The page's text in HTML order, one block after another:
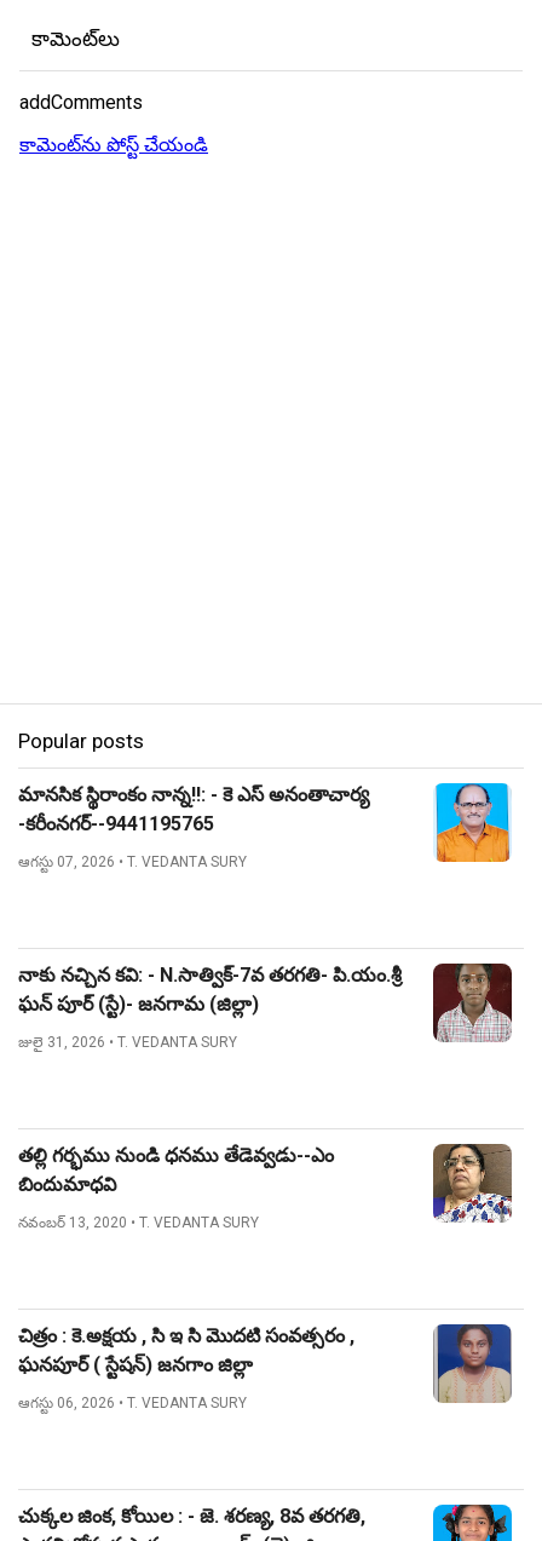
కామెంట్‌లు
addComments
కామెంట్‌ను పోస్ట్ చేయండి
Popular posts
మానసిక స్థిరాంకం నాన్న!!: - కె ఎస్ అనంతాచార్య
-కరీంనగర్--9441195765
ఆగస్టు 07, 2026 • T. VEDANTA SURY
నాకు నచ్చిన కవి: - N.సాత్విక్-7వ తరగతి- పి.యం.శ్రీ
ఘన్ పూర్ (స్టే)- జనగామ (జిల్లా)
జులై 31, 2026 • T. VEDANTA SURY
తల్లి గర్భము నుండి ధనము తేడెవ్వడు--ఎం
బిందుమాధవి
నవంబర్ 13, 2020 • T. VEDANTA SURY
చిత్రం : కె.అక్షయ , సి ఇ సి మొదటి సంవత్సరం ,
ఘనపూర్ ( స్టేషన్) జనగాం జిల్లా
ఆగస్టు 06, 2026 • T. VEDANTA SURY
చుక్కల జింక, కోయిల : - జె. శరణ్య, 8వ తరగతి,